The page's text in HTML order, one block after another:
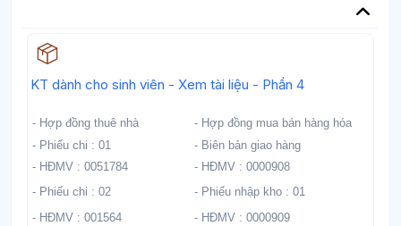
KT dành cho sinh viên - Xem tài liệu - Phần 4
- Hợp đồng thuê nhà
- Hợp đồng mua bán hàng hóa
- Phiếu chi : 01
- Biên bản giao hàng
- HĐMV : 0051784
- HĐMV : 0000908
- Phiếu chi : 02
- Phiếu nhập kho : 01
- HĐMV : 001564
- HĐMV : 0000909